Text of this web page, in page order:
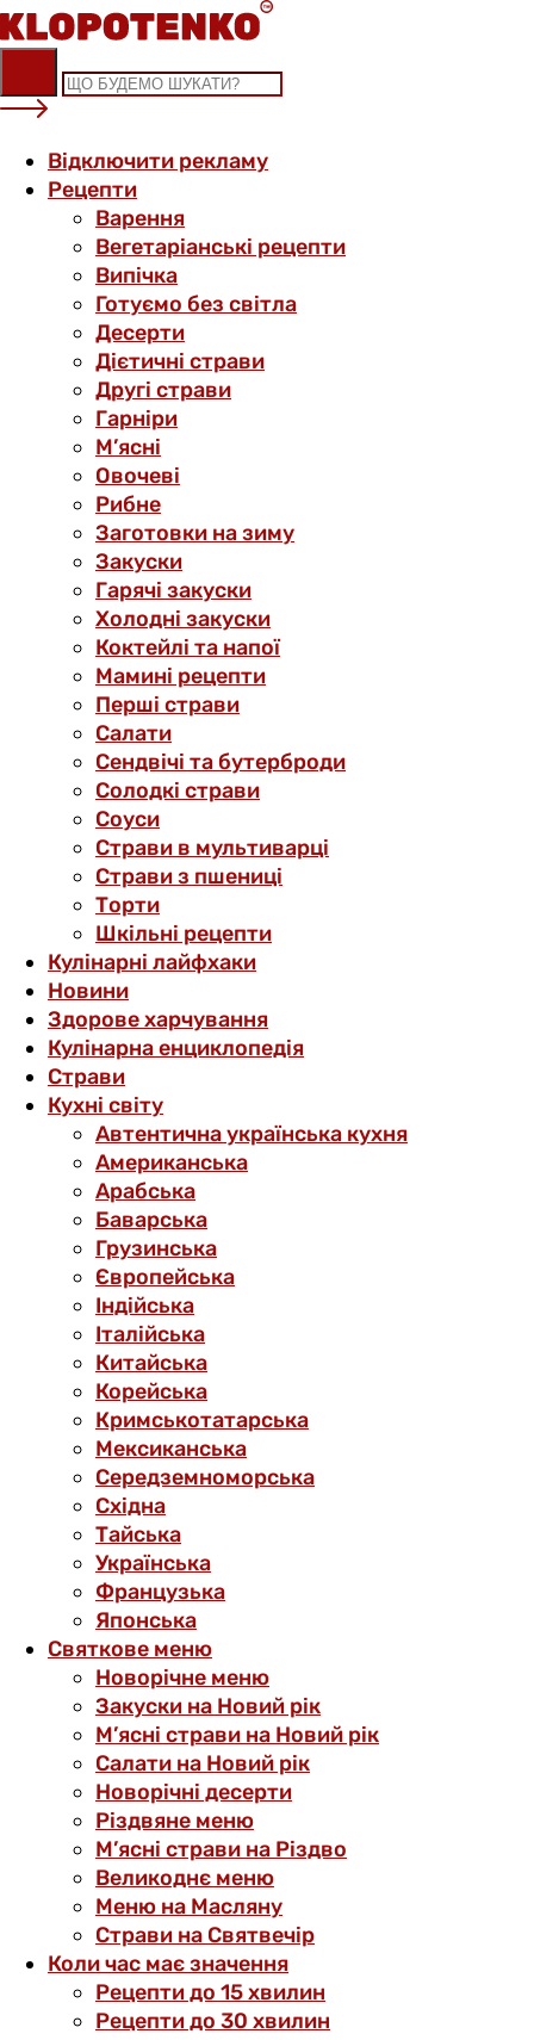
Skip
to
content
Відключити рекламу
Рецепти
Варення
Вегетаріанські рецепти
Випічка
Готуємо без світла
Десерти
Дієтичні страви
Другі страви
Гарніри
М’ясні
Овочеві
Рибне
Заготовки на зиму
Закуски
Гарячі закуски
Холодні закуски
Коктейлі та напої
Мамині рецепти
Перші страви
Салати
Сендвічі та бутерброди
Солодкі страви
Соуси
Страви в мультиварці
Страви з пшениці
Торти
Шкільні рецепти
Кулінарні лайфхаки
Новини
Здорове харчування
Кулінарна енциклопедія
Страви
Кухні світу
Автентична українська кухня
Американська
Арабська
Баварська
Грузинська
Європейська
Індійська
Італійська
Китайська
Корейська
Кримськотатарська
Мексиканська
Середземноморська
Східна
Тайська
Українська
Французька
Японська
Святкове меню
Новорічне меню
Закуски на Новий рік
М’ясні страви на Новий рік
Салати на Новий рік
Новорічні десерти
Різдвяне меню
М’ясні страви на Різдво
Великоднє меню
Меню на Масляну
Страви на Святвечір
Коли час має значення
Рецепти до 15 хвилин
Рецепти до 30 хвилин